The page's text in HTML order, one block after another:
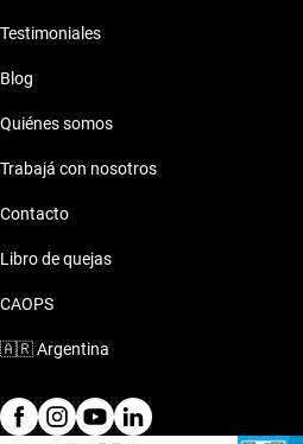
Testimoniales
Blog
Quiénes somos
Trabajá con nosotros
Contacto
Libro de quejas
CAOPS
🇦🇷Argentina